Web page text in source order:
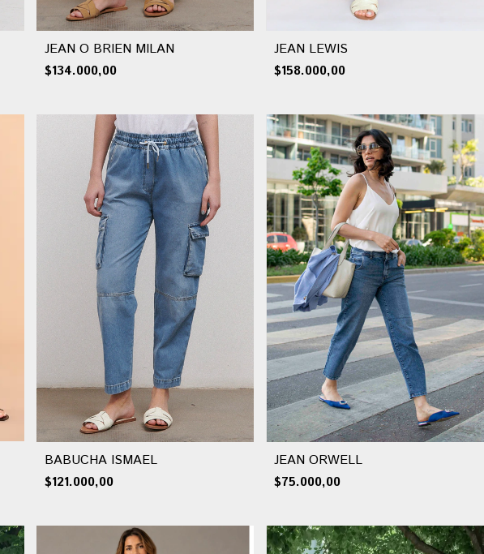
JEAN O BRIEN MILAN
$134.000,00
JEAN LEWIS
$158.000,00
BABUCHA ISMAEL
$121.000,00
JEAN ORWELL
$75.000,00